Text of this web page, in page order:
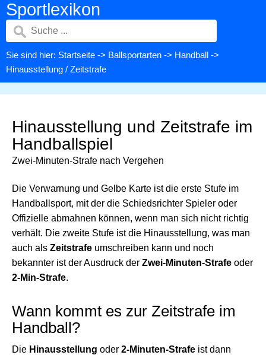
Sportlexikon
Sie sind hier: Startseite -> Ballsportarten -> Handball ->
Hinausstellung / Zeitstrafe
Hinausstellung und Zeitstrafe im
Handballspiel
Zwei-Minuten-Strafe nach Vergehen
Die Verwarnung und Gelbe Karte ist die erste Stufe im
Handballsport, mit der die Schiedsrichter Spieler oder
Offizielle abmahnen können, wenn man sich nicht richtig
verhält. Die zweite Stufe ist die Hinausstellung, was man
auch als Zeitstrafe umschreiben kann und noch
bekannter ist der Ausdruck der Zwei-Minuten-Strafe oder
2-Min-Strafe.
Wann kommt es zur Zeitstrafe im
Handball?
Die Hinausstellung oder 2-Minuten-Strafe ist dann